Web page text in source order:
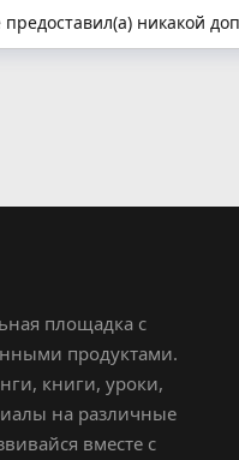
предоставил(а) никакой
площадка с
продуктами.
книги, уроки,
на различные
вместе с